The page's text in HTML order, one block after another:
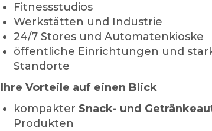
Fitnessstudios
Werkstätten und Industrie
24/7 Stores und Automatenkioske
öffentliche Einrichtungen und
Standorte
Ihre Vorteile auf einen Blick
kompakter Snack- und
Produkten